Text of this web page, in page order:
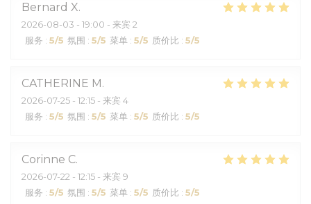
Bernard X
2026-08-03 - 19:00 - 来宾 2
服务 : 5/5 氛围 : 5/5 菜单 : 5/5 质价比 : 5/5
CATHERINE M
2026-07-25 - 12:15 - 来宾 4
服务 : 5/5 氛围 : 5/5 菜单 : 5/5 质价比 : 5/5
Corinne C
2026-07-22 - 12:15 - 来宾 9
服务 : 5/5 氛围 : 5/5 菜单 : 5/5 质价比 : 5/5